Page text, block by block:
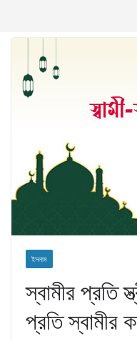
ইসলাম
স্বামীর প্রতি
প্রতি স্বামীর